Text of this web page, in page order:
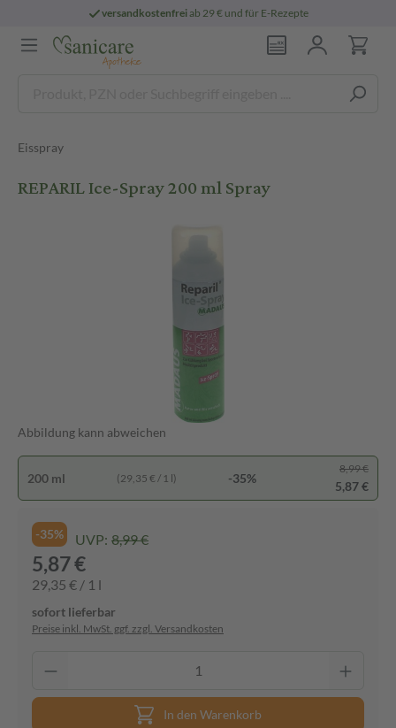
versandkostenfreiab 29 € und für E-Rezepte
Eisspray
REPARIL Ice-Spray 200 ml Spray
Abbildung kann abweichen
200 ml (29,35 € / 1 l) -35%
8,99 €
5,87 €
-35% UVP: 8,99 €
5,87 €
29,35 € / 1 l
sofort lieferbar
Preise inkl. MwSt. ggf. zzgl. Versandkosten
In den Warenkorb